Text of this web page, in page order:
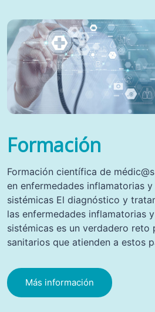
Formación
Formación científica de
en enfermedades inflamatorias
sistémicas El diagnóstico y
las enfermedades inflamatorias
sistémicas es un verdadero reto
sanitarios que atienden a estos
Más información